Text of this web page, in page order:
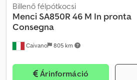
Caivano 805 km
Billenő félpótkocsi
Menci SA850R 46 M In pronta
Consegna
Árinformáció